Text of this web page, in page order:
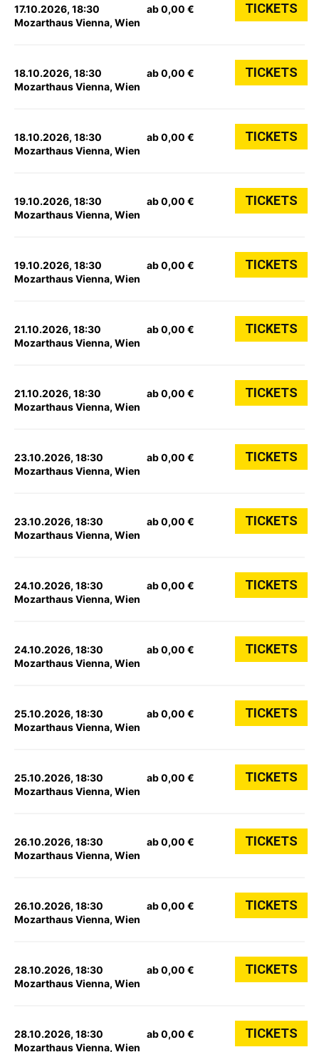
17.10.2026, 18:30
Mozarthaus Vienna, Wien
ab 0,00 € TICKETS
18.10.2026, 18:30
Mozarthaus Vienna, Wien
ab 0,00 € TICKETS
18.10.2026, 18:30
Mozarthaus Vienna, Wien
ab 0,00 € TICKETS
19.10.2026, 18:30
Mozarthaus Vienna, Wien
ab 0,00 € TICKETS
19.10.2026, 18:30
Mozarthaus Vienna, Wien
ab 0,00 € TICKETS
21.10.2026, 18:30
Mozarthaus Vienna, Wien
ab 0,00 € TICKETS
21.10.2026, 18:30
Mozarthaus Vienna, Wien
ab 0,00 € TICKETS
23.10.2026, 18:30
Mozarthaus Vienna, Wien
ab 0,00 € TICKETS
23.10.2026, 18:30
Mozarthaus Vienna, Wien
ab 0,00 € TICKETS
24.10.2026, 18:30
Mozarthaus Vienna, Wien
ab 0,00 € TICKETS
24.10.2026, 18:30
Mozarthaus Vienna, Wien
ab 0,00 € TICKETS
25.10.2026, 18:30
Mozarthaus Vienna, Wien
ab 0,00 € TICKETS
25.10.2026, 18:30
Mozarthaus Vienna, Wien
ab 0,00 € TICKETS
26.10.2026, 18:30
Mozarthaus Vienna, Wien
ab 0,00 € TICKETS
26.10.2026, 18:30
Mozarthaus Vienna, Wien
ab 0,00 € TICKETS
28.10.2026, 18:30
Mozarthaus Vienna, Wien
ab 0,00 € TICKETS
28.10.2026, 18:30
Mozarthaus Vienna, Wien
ab 0,00 € TICKETS